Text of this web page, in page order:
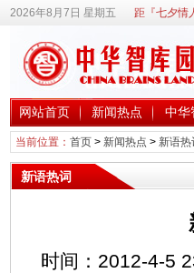
2026年8月7日 星期五 距『七夕情
网站首页 新闻热点 中华
当前位置： 首页> 新闻热点 > 新语热
新语热词
时间：2012-4-5